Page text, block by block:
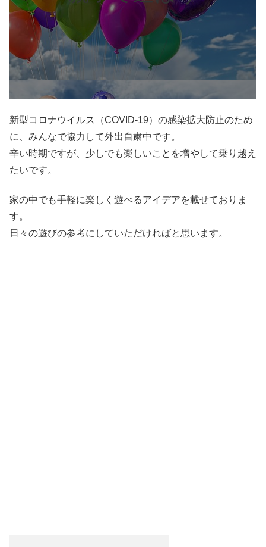
新型コロナウイルス（COVID-19）の感染拡大防止のため
に、みんなで協力して外出自粛中です。
辛い時期ですが、少しでも楽しいことを増やして乗り越え
たいです。
家の中でも手軽に楽しく遊べるアイデアを載せておりま
す。
日々の遊びの参考にしていただければと思います。